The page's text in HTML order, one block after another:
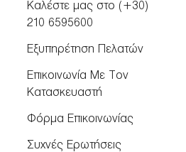
Καλέστε μας στο (+30)
210 6595600
Εξυπηρέτηση Πελατών
Επικοινωνία Με Τον
Κατασκευαστή
Φόρμα Επικοινωνίας
Συχνές Ερωτήσεις